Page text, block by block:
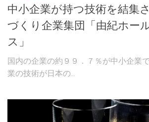
中小企業が持つ技術を結集
づくり企業集団「由紀ホー
ス」
国内の企業の約９９．７％が中小企業
業の技術が日本の...